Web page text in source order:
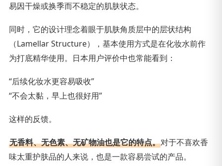
易因干燥或换季而不稳定的肌肤状态。
同时，它的设计理念着眼于肌肤角质层中的层状结构
（Lamellar Structure），基本使用方式是在化妆水前作
为打底精华使用。日本用户评价中也常能看到：
“后续化妆水更容易吸收”
“不会太黏，早上也很好用”
这样的反馈。
无香料、无色素、无矿物油也是它的特点。对于不喜欢香
味太重护肤品的人来说，也是一款容易尝试的产品。